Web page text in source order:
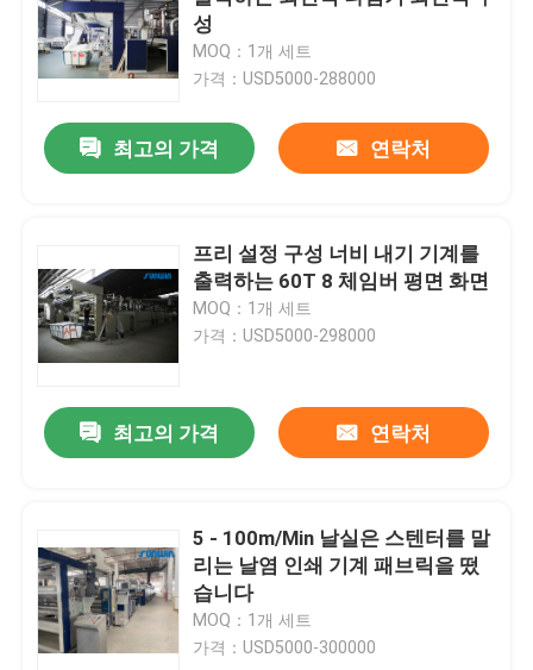
성
MOQ：1개 세트
가격：USD5000-288000
최고의 가격 연락처
프리 설정 구성 너비 내기 기계를
출력하는 60T 8 체임버 평면 화면
MOQ：1개 세트
가격：USD5000-298000
최고의 가격 연락처
5 - 100m/Min 날실은 스텐터를 말
리는 날염 인쇄 기계 패브릭을 떴
습니다
MOQ：1개 세트
가격：USD5000-300000